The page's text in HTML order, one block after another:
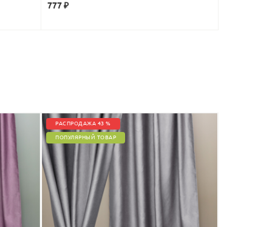
777 ₽
РАСПРОДАЖА 43 %
ПОПУЛЯРНЫЙ ТОВАР